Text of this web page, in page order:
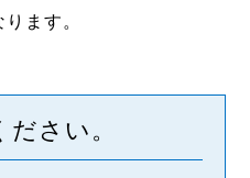
ます。
さい。